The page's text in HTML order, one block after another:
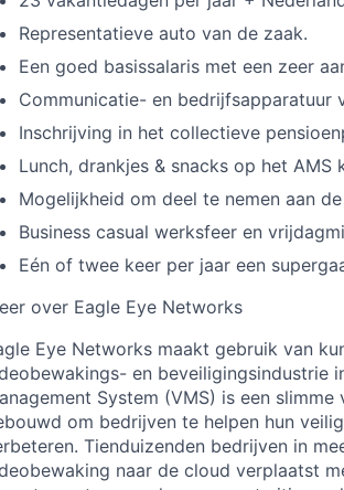
Representatieve auto van de zaak.
Een goed basissalaris met een zeer
Communicatie- en bedrijfsapparatuur
Inschrijving in het collectieve
Lunch, drankjes & snacks op het AMS
Mogelijkheid om deel te nemen aan de
Business casual werksfeer en
Eén of twee keer per jaar een
over Eagle Eye Networks
Eye Networks maakt gebruik van
en beveiligingsindustrie
System (VMS) is een
om bedrijven te helpen hun
Tienduizenden bedrijven in
naar de cloud verplaatst